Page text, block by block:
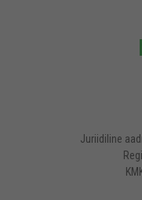
Juriidiline